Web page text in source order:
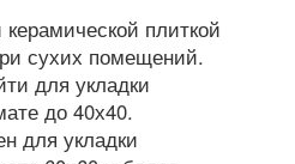
плиткой
сухих помещений.
для укладки
до 40х40.
для укладки